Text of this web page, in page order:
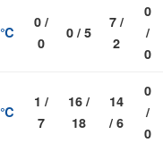
0 /
0
0 / 5
7 /
2
0
/
0
1 /
7
16 /
18
14
/ 6
0
/
0